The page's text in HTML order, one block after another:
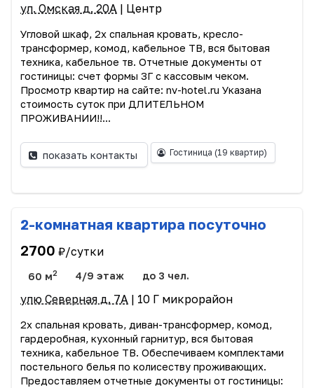
ул. Омская д. 20А | Центр
Угловой шкаф, 2х спальная кровать, кресло-
трансформер, комод, кабельное ТВ, вся бытовая
техника, кабельное тв. Отчетные документы от
гостиницы: счет формы 3Г с кассовым чеком.
Просмотр квартир на сайте: nv-hotel.ru Указана
стоимость суток при ДЛИТЕЛЬНОМ
ПРОЖИВАНИИ!!...
показать контакты Гостиница (19 квартир)
2-комнатная квартира посуточно
2700 ₽/сутки
60 м2 4/9 этаж до 3 чел.
улю Северная д. 7А | 10 Г микрорайон
2х спальная кровать, диван-трансформер, комод,
гардеробная, кухонный гарнитур, вся бытовая
техника, кабельное ТВ. Обеспечиваем комплектами
постельного белья по колисеству проживающих.
Предоставляем отчетные документы от гостиницы: